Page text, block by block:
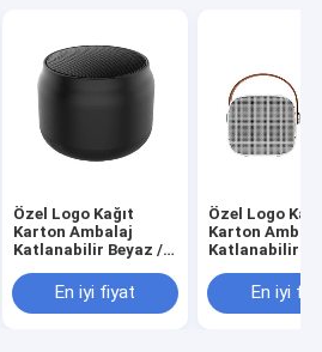
Özel Logo Kağıt
Karton Ambalaj
Katlanabilir Beyaz /
Makineli Hediye
Kutusu Kurdele
En iyi fiyat
Özel Logo
Karton
Katlanabilir
Makineli
Kutusu
En iyi